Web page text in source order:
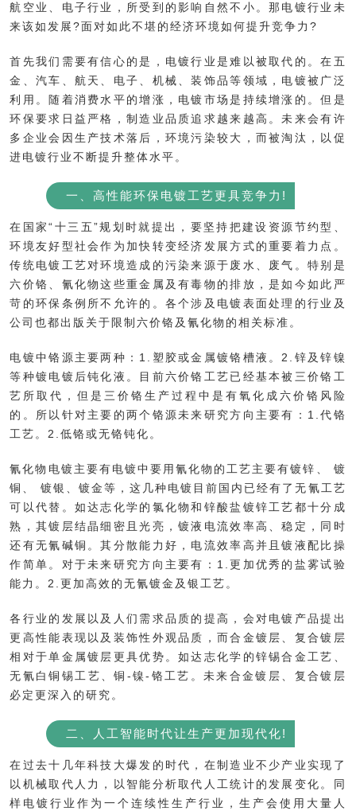
航空业、电子行业，所受到的影响自然不小。那电镀行业未
来该如发展?面对如此不堪的经济环境如何提升竞争力?
首先我们需要有信心的是，电镀行业是难以被取代的。在五
金、汽车、航天、电子、机械、装饰品等领域，电镀被广泛
利用。随着消费水平的增涨，电镀市场是持续增涨的。但是
环保要求日益严格，制造业品质追求越来越高。未来会有许
多企业会因生产技术落后，环境污染较大，而被淘汰，以促
进电镀行业不断提升整体水平。
一、高性能环保电镀工艺更具竞争力!
在国家“十三五”规划时就提出，要坚持把建设资源节约型、
环境友好型社会作为加快转变经济发展方式的重要着力点。
传统电镀工艺对环境造成的污染来源于废水、废气。特别是
六价铬、氰化物这些重金属及有毒物的排放，是如今如此严
苛的环保条例所不允许的。各个涉及电镀表面处理的行业及
公司也都出版关于限制六价铬及氰化物的相关标准。
电镀中铬源主要两种：1.塑胶或金属镀铬槽液。2.锌及锌镍
等种镀电镀后钝化液。目前六价铬工艺已经基本被三价铬工
艺所取代，但是三价铬生产过程中是有氧化成六价铬风险
的。所以针对主要的两个铬源未来研究方向主要有：1.代铬
工艺。2.低铬或无铬钝化。
氰化物电镀主要有电镀中要用氰化物的工艺主要有镀锌、 镀
铜、 镀银、镀金等，这几种电镀目前国内已经有了无氰工艺
可以代替。如达志化学的氯化物和锌酸盐镀锌工艺都十分成
熟，其镀层结晶细密且光亮，镀液电流效率高、稳定，同时
还有无氰碱铜。其分散能力好，电流效率高并且镀液配比操
作简单。对于未来研究方向主要有：1.更加优秀的盐雾试验
能力。2.更加高效的无氰镀金及银工艺。
各行业的发展以及人们需求品质的提高，会对电镀产品提出
更高性能表现以及装饰性外观品质，而合金镀层、复合镀层
相对于单金属镀层更具优势。如达志化学的锌锡合金工艺、
无氰白铜锡工艺、铜-镍-铬工艺。未来合金镀层、复合镀层
必定更深入的研究。
二、人工智能时代让生产更加现代化!
在过去十几年科技大爆发的时代，在制造业不少产业实现了
以机械取代人力，以智能分析取代人工统计的发展变化。同
样电镀行业作为一个连续性生产行业，生产会使用大量人